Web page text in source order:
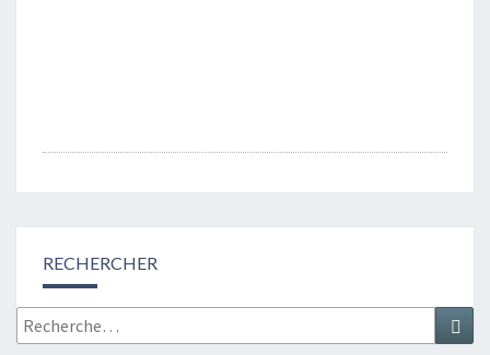
d'article
RECHERCHER
Recherche
: